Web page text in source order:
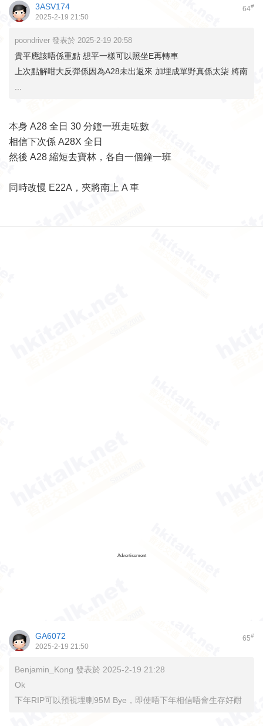
64#
3ASV174
2025-2-19 21:50
poondriver 發表於 2025-2-19 20:58
貴平應該唔係重點 想平一樣可以照坐E再轉車
上次點解咁大反彈係因為A28未出返來 加埋成單野真係太柒 將南
本身 A28 全日 30 分鐘一班走咗數
相信下次係 A28X 全日
然後 A28 縮短去寶林，各自一個鐘一班
同時改慢 E22A，夾將南上 A 車
Advertisement
65#
GA6072
2025-2-19 21:50
Benjamin_Kong 發表於 2025-2-19 21:28
Ok
下年RIP可以預視埋喇95M Bye，即使唔下年相信唔會生存好耐